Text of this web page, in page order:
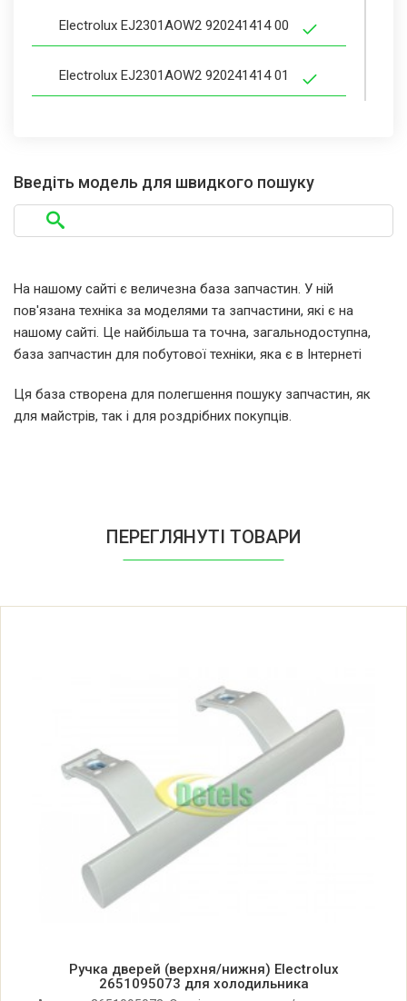
Electrolux EJ2301AOW2 920241414 00
Electrolux EJ2301AOW2 920241414 01
Electrolux EJ2301AOW2 920241414 04
Electrolux EJ2302AOW2
Electrolux EJ2302AOW2 920241412 01
Electrolux EJ2305AOW2 920241417 00
Electrolux EJ2305AOW2 920241417 01
Electrolux EJ2305AOW2 920241417 02
Electrolux EJ2305AOW2 920241417 03
Electrolux EJ2801AOW2 920241124 00
Введіть модель для швидкого пошуку
На нашому сайті є величезна база запчастин. У ній
пов'язана техніка за моделями та запчастини, які є на
нашому сайті. Це найбільша та точна, загальнодоступна,
база запчастин для побутової техніки, яка є в Інтернеті
Ця база створена для полегшення пошуку запчастин, як
для майстрів, так і для роздрібних покупців.
ПЕРЕГЛЯНУТІ ТОВАРИ
Ручка дверей (верхня/нижня) Electrolux
2651095073 для холодильника